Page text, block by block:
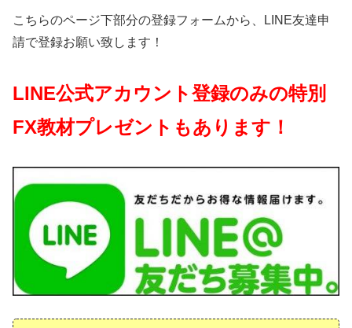
こちらのページ下部分の登録フォームから、LINE友達申
請で登録お願い致します！
LINE公式アカウント登録のみの特別
FX教材プレゼントもあります！